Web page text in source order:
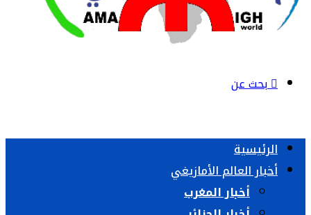
بحث عن
الرئيسية
أخبار العالم الأمازيغي
أخبار المغرب